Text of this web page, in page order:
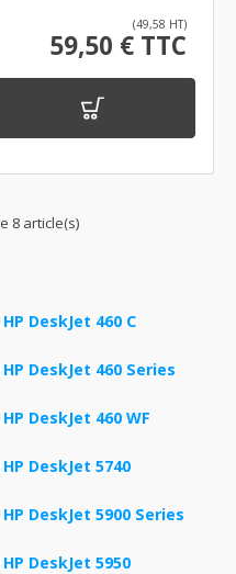
(49,58 HT)
59,50 € TTC
8 article(s)
HP DeskJet 460 C
HP DeskJet 460 Series
HP DeskJet 460 WF
HP DeskJet 5740
HP DeskJet 5900 Series
HP DeskJet 5950